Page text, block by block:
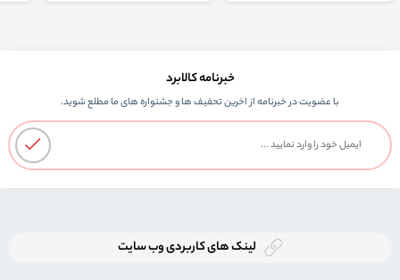
خبرنامه کالابرد
با عضویت در خبرنامه از اخرین تحفیف ها و جشنواره های ما مطلع شوید.
لینک های کاربردی وب سایت